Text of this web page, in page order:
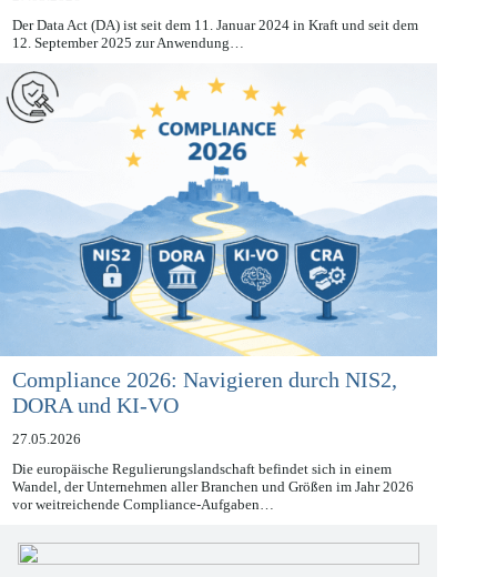
27.05.2026
Der Data Act (DA) ist seit dem 11. Januar 2024 in Kraft und seit dem
12. September 2025 zur Anwendung…
Compliance 2026: Navigieren durch NIS2,
DORA und KI-VO
27.05.2026
Die europäische Regulierungslandschaft befindet sich in einem
Wandel, der Unternehmen aller Branchen und Größen im Jahr 2026